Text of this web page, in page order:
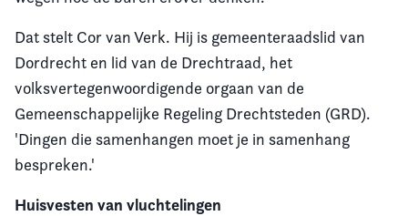
Dat stelt Cor van Verk. Hij is gemeenteraadslid van
Dordrecht en lid van de Drechtraad, het
volksvertegenwoordigende orgaan van de
Gemeenschappelijke Regeling Drechtsteden (GRD).
'Dingen die samenhangen moet je in samenhang
bespreken.'
Huisvesten van vluchtelingen